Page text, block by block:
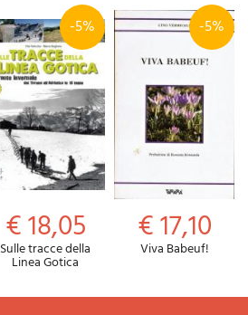
-5%
€ 18,05
Sulle tracce della
Linea Gotica
-5%
€ 17,10
Viva Babeuf!